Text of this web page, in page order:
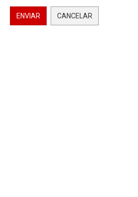
ENVIAR CANCELAR